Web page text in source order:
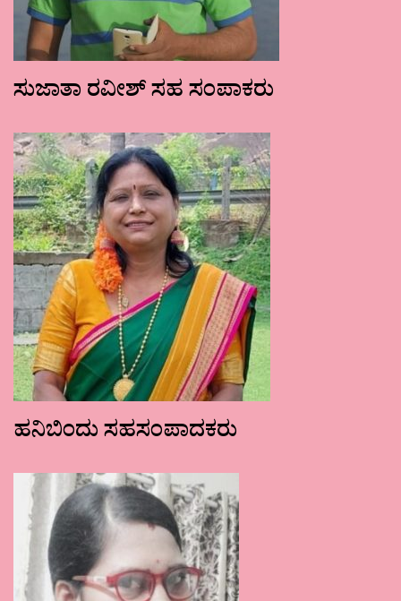
ಸುಜಾತಾ ರವೀಶ್ ಸಹ ಸಂಪಾಕರು
ಹನಿಬಿಂದು ಸಹಸಂಪಾದಕರು